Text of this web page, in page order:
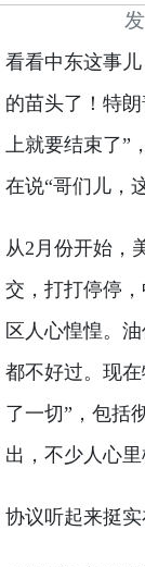
看看中东这事
的苗头了！特
上就要结束了”
在说“哥们儿，
从2月份开始，
交，打打停停
区人心惶惶。
都不好过。现
了一切”，包括
出，不少人心里
协议听起来挺实